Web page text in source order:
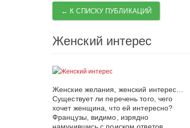
← К СПИСКУ ПУБЛИКАЦИЙ
Женский интерес
Женские желания, женский интерес…
Существует ли перечень того, чего
хочет женщина, что ей интересно?
Французы, видимо, изрядно
намучившись с поиском ответов,